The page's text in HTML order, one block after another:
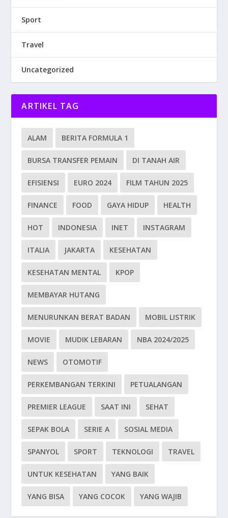
Sport
Travel
Uncategorized
ARTIKEL TAG
ALAM BERITA FORMULA 1
BURSA TRANSFER PEMAIN DI TANAH AIR
EFISIENSI EURO 2024 FILM TAHUN 2025
FINANCE FOOD GAYA HIDUP HEALTH
HOT INDONESIA INET INSTAGRAM
ITALIA JAKARTA KESEHATAN
KESEHATAN MENTAL KPOP
MEMBAYAR HUTANG
MENURUNKAN BERAT BADAN MOBIL LISTRIK
MOVIE MUDIK LEBARAN NBA 2024/2025
NEWS OTOMOTIF
PERKEMBANGAN TERKINI PETUALANGAN
PREMIER LEAGUE SAAT INI SEHAT
SEPAK BOLA SERIE A SOSIAL MEDIA
SPANYOL SPORT TEKNOLOGI TRAVEL
UNTUK KESEHATAN YANG BAIK
YANG BISA YANG COCOK YANG WAJIB